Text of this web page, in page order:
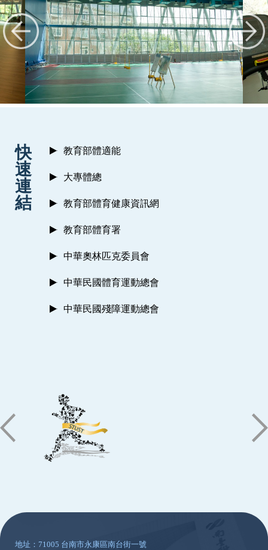
快
速
連
結
教育部體適能
大專體總
教育部體育健康資訊網
教育部體育署
中華奧林匹克委員會
中華民國體育運動總會
中華民國殘障運動總會
地址：71005 台南市永康區南台街一號